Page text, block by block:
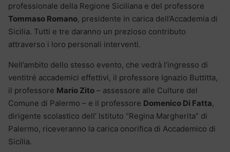
professionale della Regione Siciliana e del professore
Tommaso Romano, presidente in carica dell’Accademia di
Sicilia. Tutti e tre daranno un prezioso contributo
attraverso i loro personali interventi.
Nell’ambito dello stesso evento, che vedrà l’ingresso di
ventitré accademici effettivi, il professore Ignazio Buttitta,
il professore Mario Zito – assessore alle Culture del
Comune di Palermo – e il professore Domenico Di Fatta,
dirigente scolastico dell’ Istituto “Regina Margherita” di
Palermo, riceveranno la carica onorifica di Accademico di
Sicilia.